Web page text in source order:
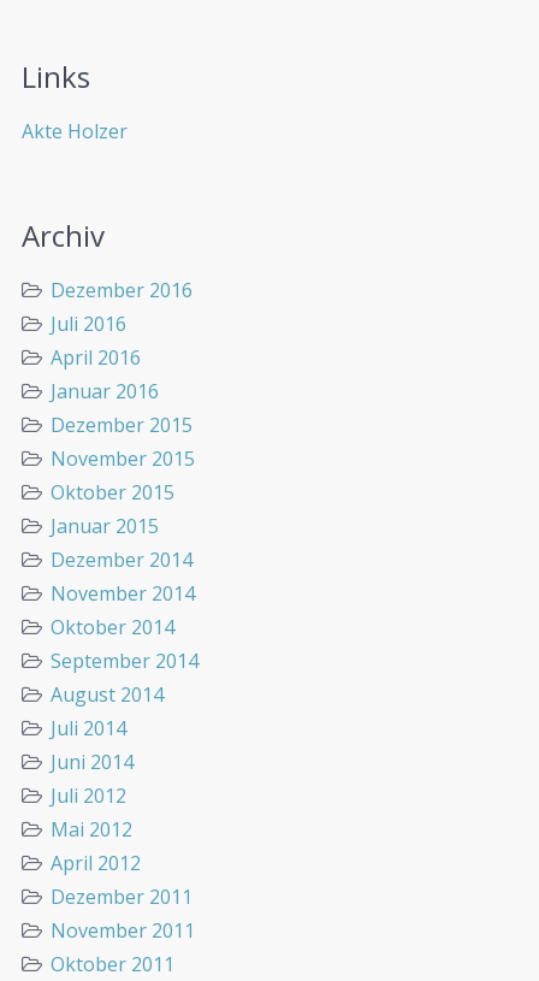
Links
Akte Holzer
Archiv
Dezember 2016
Juli 2016
April 2016
Januar 2016
Dezember 2015
November 2015
Oktober 2015
Januar 2015
Dezember 2014
November 2014
Oktober 2014
September 2014
August 2014
Juli 2014
Juni 2014
Juli 2012
Mai 2012
April 2012
Dezember 2011
November 2011
Oktober 2011